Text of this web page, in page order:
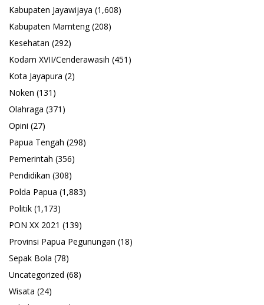
Kabupaten Jayawijaya (1,608)
Kabupaten Mamteng(208)
Kesehatan (292)
Kodam XVII/Cenderawasih (451)
Kota Jayapura (2)
Noken (131)
Olahraga (371)
Opini (27)
Papua Tengah (298)
Pemerintah (356)
Pendidikan (308)
Polda Papua (1,883)
Politik (1,173)
PON XX 2021 (139)
Provinsi Papua Pegunungan (18)
Sepak Bola (78)
Uncategorized (68)
Wisata (24)